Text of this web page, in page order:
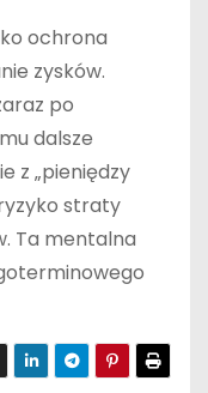
ochrona
zysków.
po
dalsze
z „pieniędzy
straty
Ta mentalna